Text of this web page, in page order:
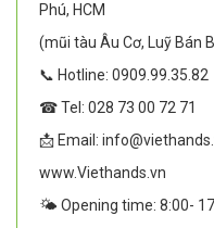
Phú, HCM
(mũi tàu Âu Cơ, Luỹ Bán
📞 Hotline: 0909.99.35.82
☎ Tel: 028 73 00 72 71
📩 Email:
www.Viethands.vn
🌤️ Opening time: 8:00-